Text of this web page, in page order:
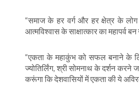
“समाज के हर वर्ग और हर क्षेत्र के
आत्मविश्वास के साक्षात्कार का महापर्व बन
“एकता के महाकुंभ को सफल बनाने के
ज्योतिर्लिंग, श्री सोमनाथ के दर्शन करने
करूंगा कि देशवासियों में एकता की ये